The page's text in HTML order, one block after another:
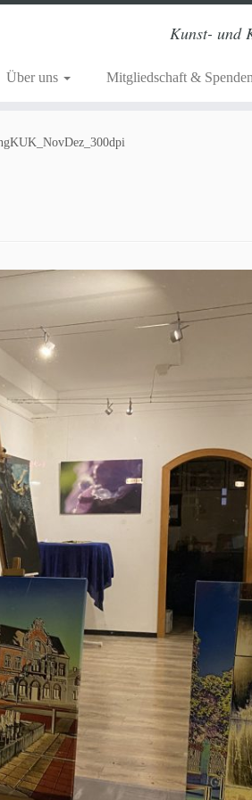
Kunst- und
Über uns Mitgliedschaft & Spenden